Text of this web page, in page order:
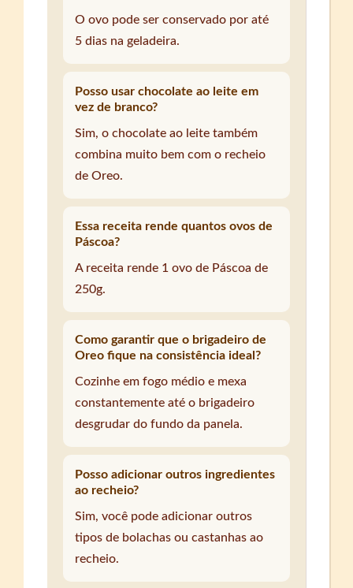
O ovo pode ser conservado por até
5 dias na geladeira.
Posso usar chocolate ao leite em
vez de branco?
Sim, o chocolate ao leite também
combina muito bem com o recheio
de Oreo.
Essa receita rende quantos ovos de
Páscoa?
A receita rende 1 ovo de Páscoa de
250g.
Como garantir que o brigadeiro de
Oreo fique na consistência ideal?
Cozinhe em fogo médio e mexa
constantemente até o brigadeiro
desgrudar do fundo da panela.
Posso adicionar outros ingredientes
ao recheio?
Sim, você pode adicionar outros
tipos de bolachas ou castanhas ao
recheio.